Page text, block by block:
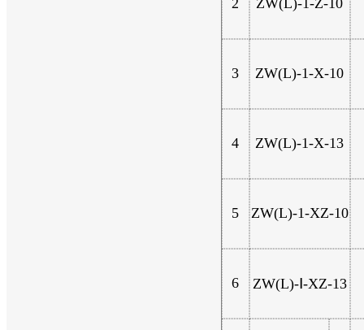
2 ZW(L)-1-Z-10
3 ZW(L)-1-X-10
4 ZW(L)-1-X-13
5 ZW(L)-1-XZ-10
6 ZW(L)-Ⅰ-XZ-13